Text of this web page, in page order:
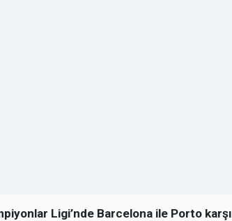
Ligi’nde Barcelona ile Porto